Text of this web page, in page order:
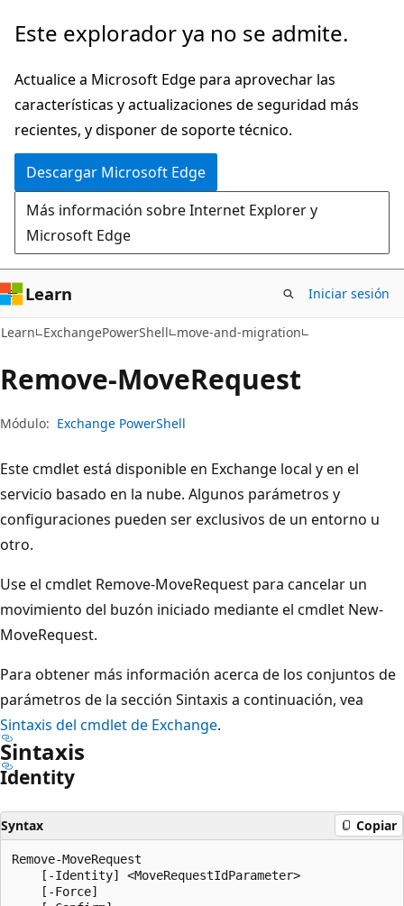
Ir
contenido
principal
Ir
la
navegación
en
la
página
Este explorador ya no se admite.
Actualice a Microsoft Edge para aprovechar las
características y actualizaciones de seguridad más
recientes, y disponer de soporte técnico.
Descargar Microsoft Edge
Más información sobre Internet Explorer y
Microsoft Edge
Learn Iniciar sesión
Learn ExchangePowerShell move-and-migration
Remove-MoveRequest
Módulo: Exchange PowerShell
Este cmdlet está disponible en Exchange local y en el
servicio basado en la nube. Algunos parámetros y
configuraciones pueden ser exclusivos de un entorno u
otro.
Use el cmdlet Remove-MoveRequest para cancelar un
movimiento del buzón iniciado mediante el cmdlet New-
MoveRequest.
Para obtener más información acerca de los conjuntos de
parámetros de la sección Sintaxis a continuación, vea
Sintaxis del cmdlet de Exchange.
Sintaxis
Identity
Syntax Copiar
Remove-MoveRequest
    [-Identity] <MoveRequestIdParameter>
    [-Force]